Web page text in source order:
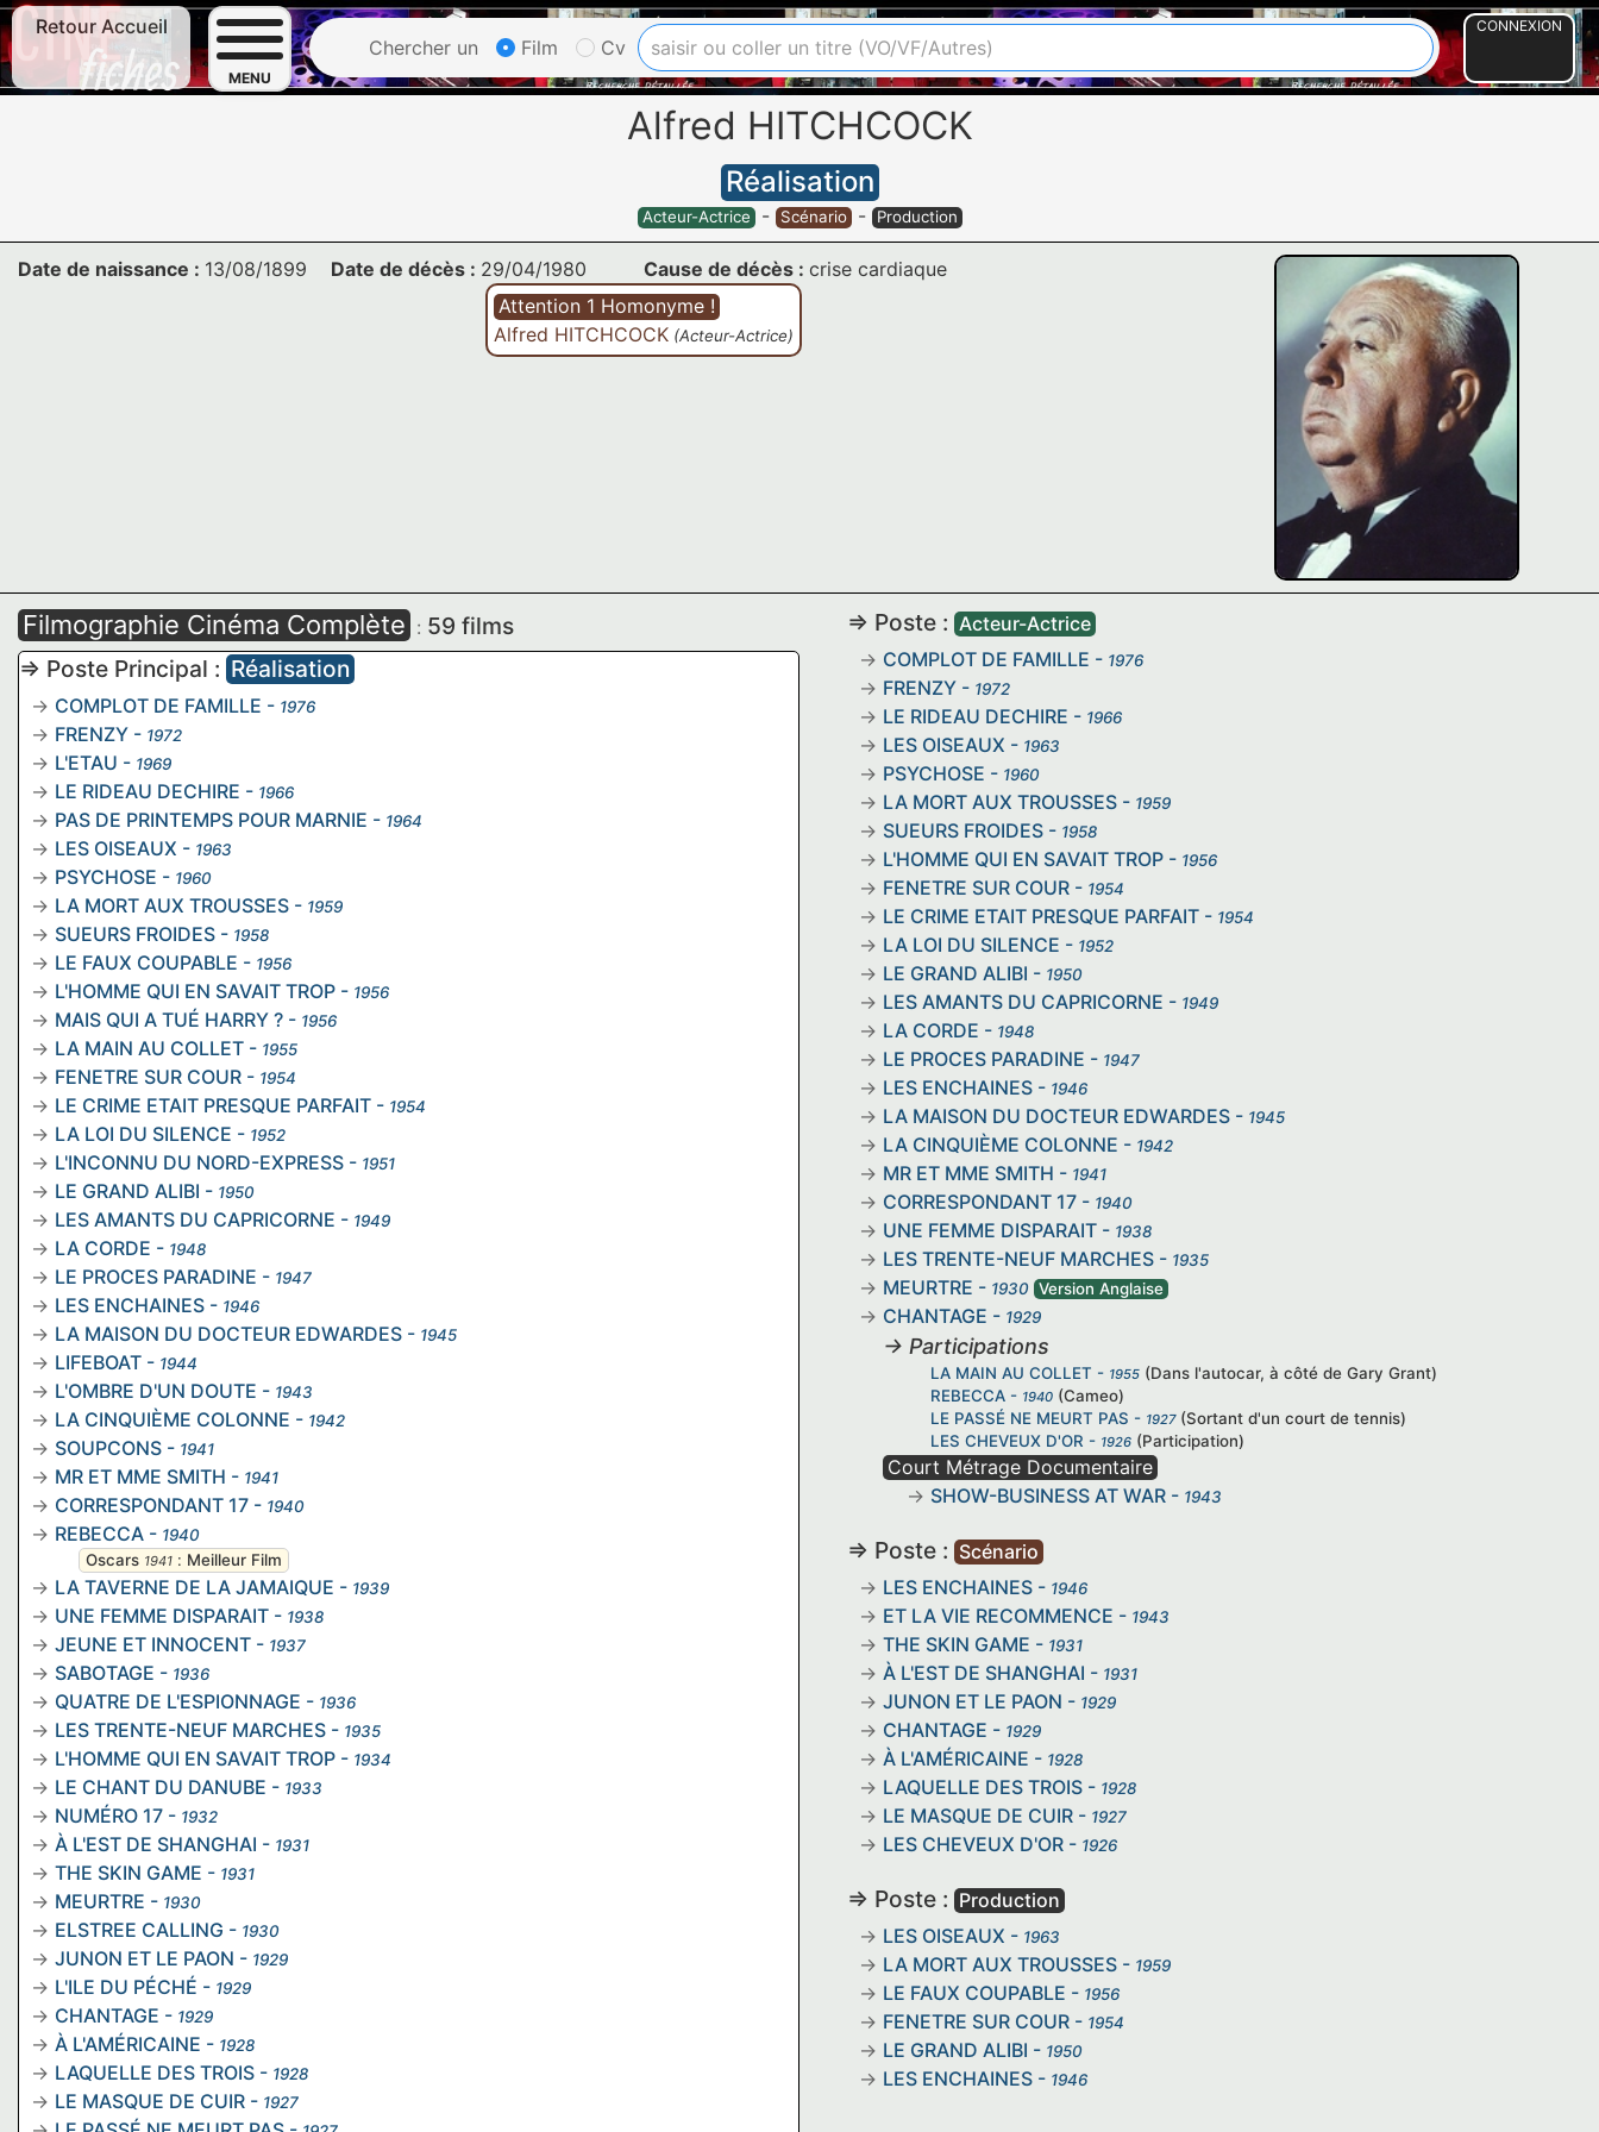
Retour Accueil
MENU
Chercher un Film Cv
CONNEXION
Alfred HITCHCOCK
Réalisation
Acteur-Actrice - Scénario - Production
Date de naissance : 13/08/1899 Date de décès : 29/04/1980 Cause de décès : crise cardiaque
Attention 1 Homonyme !
Alfred HITCHCOCK (Acteur-Actrice)
Filmographie Cinéma Complète : 59 films
=> Poste Principal : Réalisation
COMPLOT DE FAMILLE - 1976
FRENZY - 1972
L'ETAU - 1969
LE RIDEAU DECHIRE - 1966
PAS DE PRINTEMPS POUR MARNIE - 1964
LES OISEAUX - 1963
PSYCHOSE - 1960
LA MORT AUX TROUSSES - 1959
SUEURS FROIDES - 1958
LE FAUX COUPABLE - 1956
L'HOMME QUI EN SAVAIT TROP - 1956
MAIS QUI A TUÉ HARRY ? - 1956
LA MAIN AU COLLET - 1955
FENETRE SUR COUR - 1954
LE CRIME ETAIT PRESQUE PARFAIT - 1954
LA LOI DU SILENCE - 1952
L'INCONNU DU NORD-EXPRESS - 1951
LE GRAND ALIBI - 1950
LES AMANTS DU CAPRICORNE - 1949
LA CORDE - 1948
LE PROCES PARADINE - 1947
LES ENCHAINES - 1946
LA MAISON DU DOCTEUR EDWARDES - 1945
LIFEBOAT - 1944
L'OMBRE D'UN DOUTE - 1943
LA CINQUIÈME COLONNE - 1942
SOUPCONS - 1941
MR ET MME SMITH - 1941
CORRESPONDANT 17 - 1940
REBECCA - 1940
Oscars 1941 : Meilleur Film
LA TAVERNE DE LA JAMAIQUE - 1939
UNE FEMME DISPARAIT - 1938
JEUNE ET INNOCENT - 1937
SABOTAGE - 1936
QUATRE DE L'ESPIONNAGE - 1936
LES TRENTE-NEUF MARCHES - 1935
L'HOMME QUI EN SAVAIT TROP - 1934
LE CHANT DU DANUBE - 1933
NUMÉRO 17 - 1932
À L'EST DE SHANGHAI - 1931
THE SKIN GAME - 1931
MEURTRE - 1930
ELSTREE CALLING - 1930
JUNON ET LE PAON - 1929
L'ILE DU PÉCHÉ - 1929
CHANTAGE - 1929
À L'AMÉRICAINE - 1928
LAQUELLE DES TROIS - 1928
LE MASQUE DE CUIR - 1927
=> Poste : Acteur-Actrice
COMPLOT DE FAMILLE - 1976
FRENZY - 1972
LE RIDEAU DECHIRE - 1966
LES OISEAUX - 1963
PSYCHOSE - 1960
LA MORT AUX TROUSSES - 1959
SUEURS FROIDES - 1958
L'HOMME QUI EN SAVAIT TROP - 1956
FENETRE SUR COUR - 1954
LE CRIME ETAIT PRESQUE PARFAIT - 1954
LA LOI DU SILENCE - 1952
LE GRAND ALIBI - 1950
LES AMANTS DU CAPRICORNE - 1949
LA CORDE - 1948
LE PROCES PARADINE - 1947
LES ENCHAINES - 1946
LA MAISON DU DOCTEUR EDWARDES - 1945
LA CINQUIÈME COLONNE - 1942
MR ET MME SMITH - 1941
CORRESPONDANT 17 - 1940
UNE FEMME DISPARAIT - 1938
LES TRENTE-NEUF MARCHES - 1935
MEURTRE - 1930 Version Anglaise
CHANTAGE - 1929
→ Participations
LA MAIN AU COLLET - 1955 (Dans l'autocar, à côté de Gary Grant)
REBECCA - 1940 (Cameo)
LE PASSÉ NE MEURT PAS - 1927 (Sortant d'un court de tennis)
LES CHEVEUX D'OR - 1926 (Participation)
Court Métrage Documentaire
SHOW-BUSINESS AT WAR - 1943
=> Poste : Scénario
LES ENCHAINES - 1946
ET LA VIE RECOMMENCE - 1943
THE SKIN GAME - 1931
À L'EST DE SHANGHAI - 1931
JUNON ET LE PAON - 1929
CHANTAGE - 1929
À L'AMÉRICAINE - 1928
LAQUELLE DES TROIS - 1928
LE MASQUE DE CUIR - 1927
LES CHEVEUX D'OR - 1926
=> Poste : Production
LES OISEAUX - 1963
LA MORT AUX TROUSSES - 1959
LE FAUX COUPABLE - 1956
FENETRE SUR COUR - 1954
LE GRAND ALIBI - 1950
LES ENCHAINES - 1946